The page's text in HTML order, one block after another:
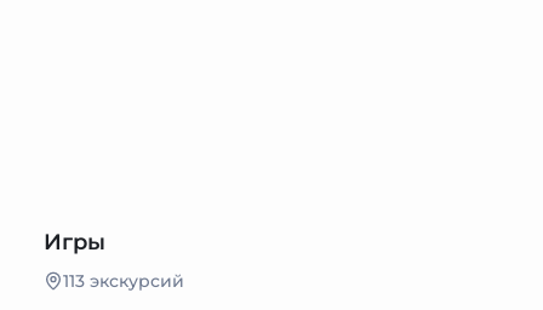
Игры
113 экскурсий